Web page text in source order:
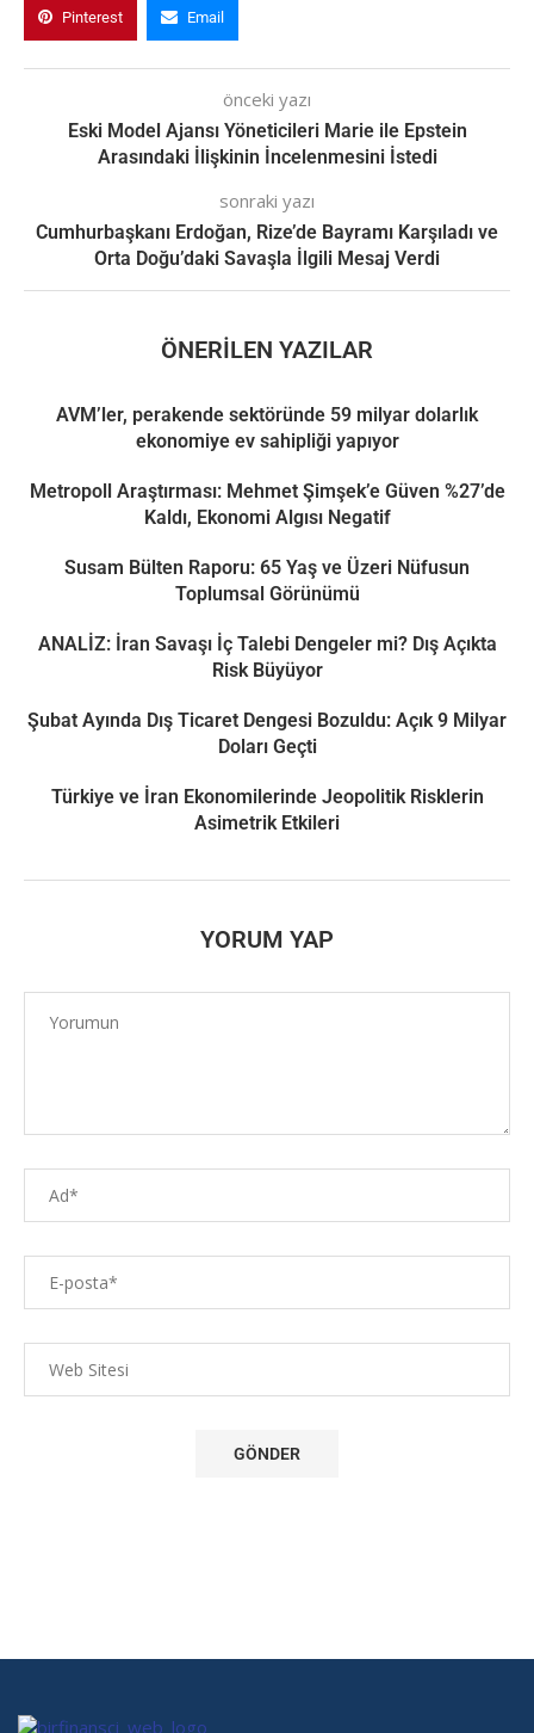
Pinterest Email
önceki yazı
Eski Model Ajansı Yöneticileri Marie ile Epstein
Arasındaki İlişkinin İncelenmesini İstedi
sonraki yazı
Cumhurbaşkanı Erdoğan, Rize’de Bayramı Karşıladı ve
Orta Doğu’daki Savaşla İlgili Mesaj Verdi
ÖNERILEN YAZILAR
AVM’ler, perakende sektöründe 59 milyar dolarlık
ekonomiye ev sahipliği yapıyor
Metropoll Araştırması: Mehmet Şimşek’e Güven %27’de
Kaldı, Ekonomi Algısı Negatif
Susam Bülten Raporu: 65 Yaş ve Üzeri Nüfusun
Toplumsal Görünümü
ANALİZ: İran Savaşı İç Talebi Dengeler mi? Dış Açıkta
Risk Büyüyor
Şubat Ayında Dış Ticaret Dengesi Bozuldu: Açık 9 Milyar
Doları Geçti
Türkiye ve İran Ekonomilerinde Jeopolitik Risklerin
Asimetrik Etkileri
YORUM YAP